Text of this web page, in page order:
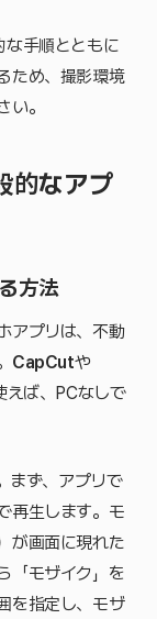
な手順とともに
ため、撮影環境
い。
的なアプ
方法
アプリは、不動
CapCutや
えば、PCなしで
まず、アプリで
再生します。モ
が画面に現れた
「モザイク」を
を指定し、モザ